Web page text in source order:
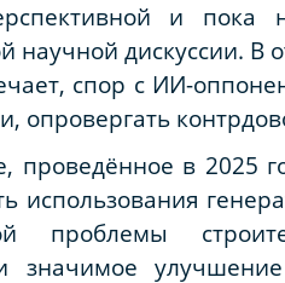
и пока
научной дискуссии. В
спор с ИИ-
опровергать
проведённое в
использования
проблемы
значимое